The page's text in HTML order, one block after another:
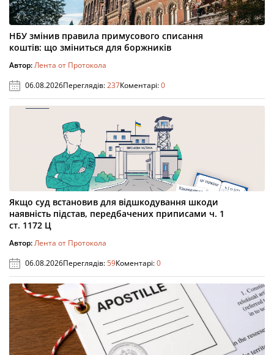
НБУ змінив правила примусового списання
коштів: що зміниться для боржників
Автор:Лента от Протокола
06.08.2026Переглядів:237Коментарі:0
Якщо суд встановив для відшкодування шкоди
наявність підстав, передбачених приписами ч. 1
ст. 1172 Ц
Автор:Лента от Протокола
06.08.2026Переглядів:59Коментарі:0